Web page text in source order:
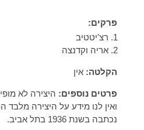
פרקים:
רצ'יטטיב
אריה וקדנצה
הקלטה: אין
פרטים נוספים: היצירה לא
ואין לנו מידע על היצירה מלבד
נכתבה בשנת 1936 בתל אביב.